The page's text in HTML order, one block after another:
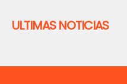
ULTIMAS NOTICIAS